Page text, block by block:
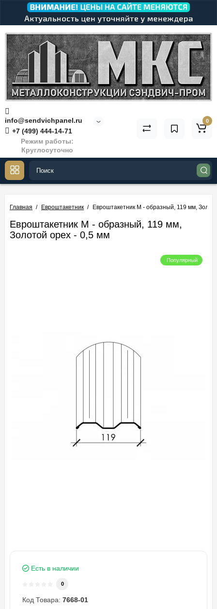
info@sendvichpanel.ru
+7 (499) 444-14-71
Режим работы:
Круглосуточно
0
Главная Евроштакетник Евроштакетник М - образный, 119 мм,
Евроштакетник М - образный, 119 мм,
Золотой орех - 0,5 мм
Популярный
Есть в наличии
0
Код Товара: 7668-01